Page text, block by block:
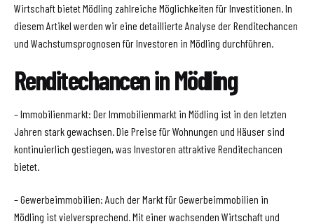
Wirtschaft bietet Mödling zahlreiche Möglichkeiten für Investitionen. In
diesem Artikel werden wir eine detaillierte Analyse der Renditechancen
und Wachstumsprognosen für Investoren in Mödling durchführen.
Renditechancen in Mödling
– Immobilienmarkt: Der Immobilienmarkt in Mödling ist in den letzten
Jahren stark gewachsen. Die Preise für Wohnungen und Häuser sind
kontinuierlich gestiegen, was Investoren attraktive Renditechancen
bietet.
– Gewerbeimmobilien: Auch der Markt für Gewerbeimmobilien in
Mödling ist vielversprechend. Mit einer wachsenden Wirtschaft und